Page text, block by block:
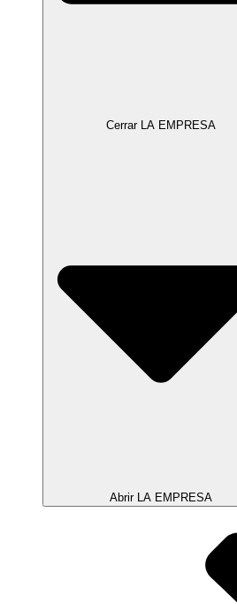
Cerrar LA EMPRESA
Abrir LA EMPRESA